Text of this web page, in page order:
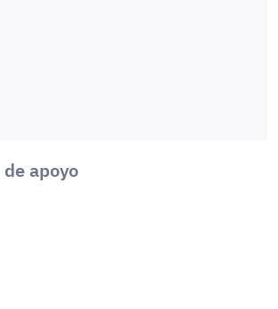
apoyo